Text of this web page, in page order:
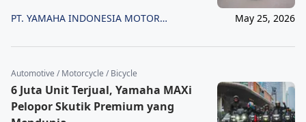
PT. YAMAHA INDONESIA MOTOR
May 25, 2026
Automotive / Motorcycle / Bicycle
6 Juta Unit Terjual, Yamaha MAXi
Pelopor Skutik Premium yang